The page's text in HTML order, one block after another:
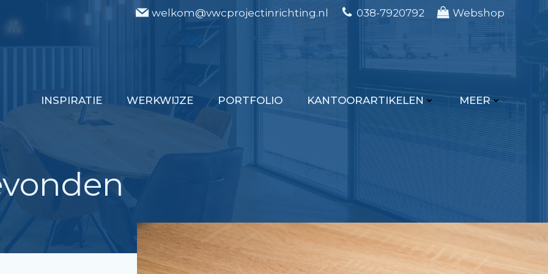
welkom@vwcprojectinrichting.nl 038-7920792 Webshop
INSPIRATIE WERKWIJZE PORTFOLIO KANTOORARTIKELEN MEER